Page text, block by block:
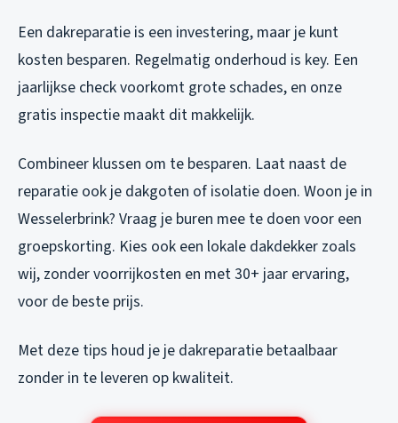
Een dakreparatie is een investering, maar je kunt
kosten besparen. Regelmatig onderhoud is key. Een
jaarlijkse check voorkomt grote schades, en onze
gratis inspectie maakt dit makkelijk.
Combineer klussen om te besparen. Laat naast de
reparatie ook je dakgoten of isolatie doen. Woon je in
Wesselerbrink? Vraag je buren mee te doen voor een
groepskorting. Kies ook een lokale dakdekker zoals
wij, zonder voorrijkosten en met 30+ jaar ervaring,
voor de beste prijs.
Met deze tips houd je je dakreparatie betaalbaar
zonder in te leveren op kwaliteit.